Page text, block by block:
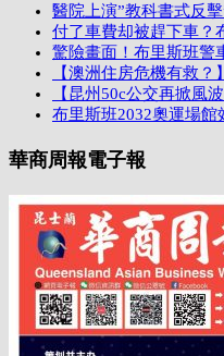
醫院上演”教科書式反
付了車費却被趕下車？
驚險畫面！布里斯班警
【澳洲住房危機有救
【昆州50c公交再掀風
布里斯班2032奧運場
華商周報電子報